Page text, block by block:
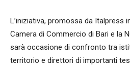
L’iniziativa, promossa da Italpress
Camera di Commercio di Bari e la
sarà occasione di confronto tra
territorio e direttori di importanti